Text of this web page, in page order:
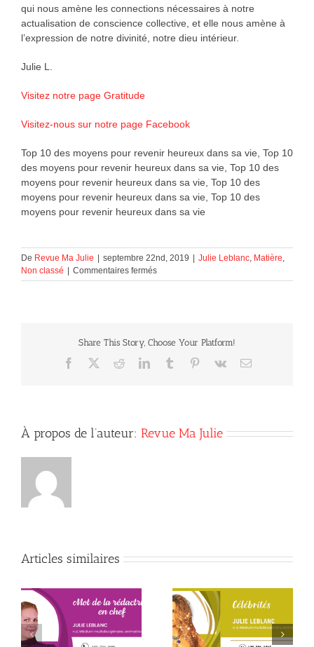
qui nous amène les connections nécessaires à notre
actualisation de conscience collective, et elle nous amène à
l’expression de notre divinité, notre dieu intérieur.
Julie L.
Visitez notre page Gratitude
Visitez-nous sur notre page Facebook
Top 10 des moyens pour revenir heureux dans sa vie, Top 10
des moyens pour revenir heureux dans sa vie, Top 10 des
moyens pour revenir heureux dans sa vie, Top 10 des
moyens pour revenir heureux dans sa vie, Top 10 des
moyens pour revenir heureux dans sa vie
De Revue Ma Julie | septembre 22nd, 2019 | Julie Leblanc, Matière,
Non classé | Commentaires ferméssur
Top
revenir
heureux
dans
Share This Story, Choose Your Platform!
Facebook RedditLinkedInTumblr Pinterest
Vk Courriel
À propos de l’auteur: Revue Ma Julie
Articles similaires
Début de la quatrième Le père que mon âme